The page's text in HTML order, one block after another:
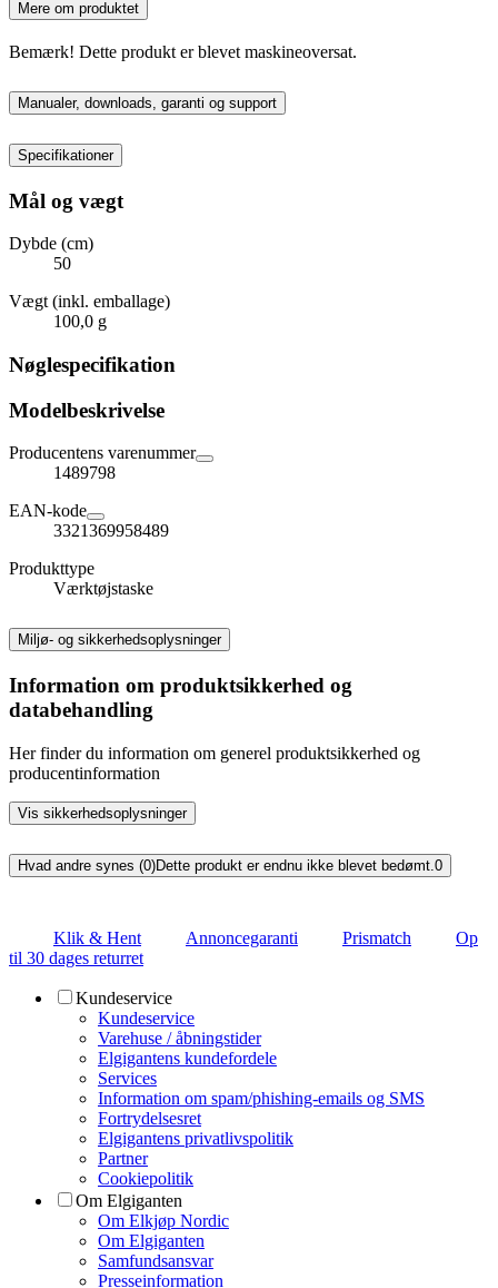
Mere om produktet
Bemærk! Dette produkt er blevet maskineoversat.
Manualer, downloads, garanti og support
Specifikationer
Mål og vægt
Dybde (cm)
50
Vægt (inkl. emballage)
100,0 g
Nøglespecifikation
Modelbeskrivelse
Producentens varenummer
1489798
EAN-kode
3321369958489
Produkttype
Værktøjstaske
Miljø- og sikkerhedsoplysninger
Information om produktsikkerhed og
databehandling
Her finder du information om generel produktsikkerhed og
producentinformation
Vis sikkerhedsoplysninger
Hvad andre synes (0)Dette produkt er endnu ikke blevet bedømt. 0
Klik & Hent Annoncegaranti Prismatch
Op
til 30 dages returret
Kundeservice
Kundeservice
Varehuse / åbningstider
Elgigantens kundefordele
Services
Information om spam/phishing-emails og SMS
Fortrydelsesret
Elgigantens privatlivspolitik
Partner
Cookiepolitik
Om Elgiganten
Om Elkjøp Nordic
Om Elgiganten
Samfundsansvar
Presseinformation